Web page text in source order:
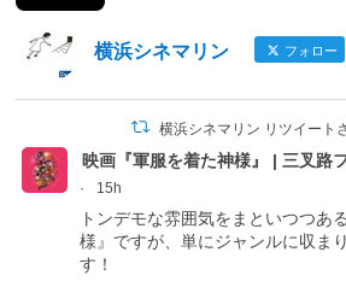
横浜シネマリン フォロー
横浜シネマリン リツイート
映画『軍服を着た神様』 | 三叉路
·
15h
トンデモな雰囲気をまといつつあ
様』ですが、単にジャンルに収ま
す！